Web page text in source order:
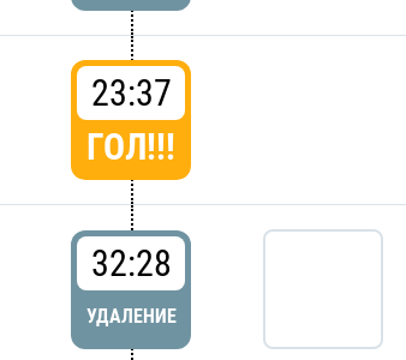
23:37
ГОЛ!!!
32:28
УДАЛЕНИЕ